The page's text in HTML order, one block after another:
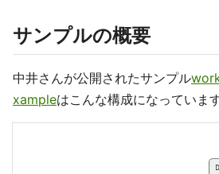
サンプルの概要
中井さんが公開されたサンプル
xampleはこんな構成になっています